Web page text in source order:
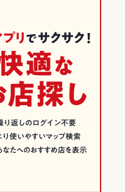
料理
ギョプサル
メランキング
ホルモンランキング